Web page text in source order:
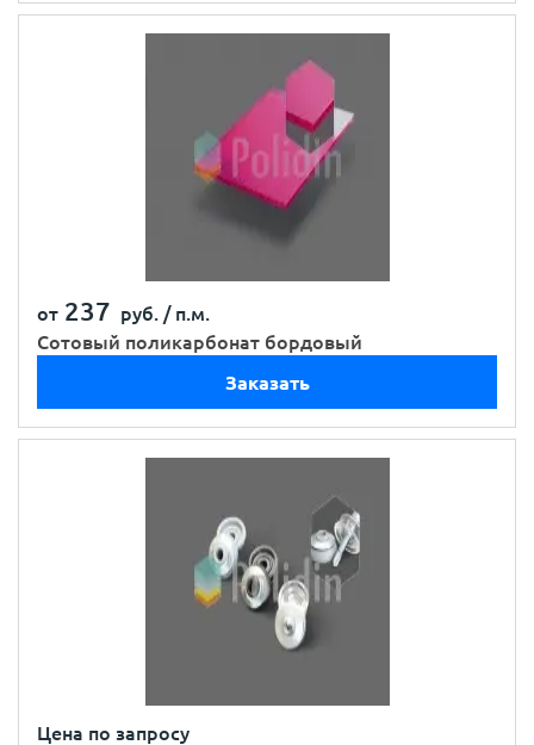
от 237 руб. / п.м.
Сотовый поликарбонат бордовый
Заказать
Цена по запросу